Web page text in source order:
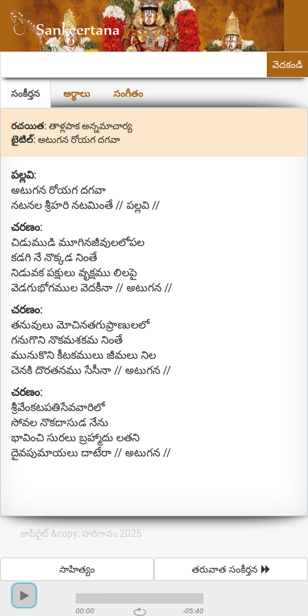
వెదకండి
సంకీర్తన అర్థాలు సంగీతం
రచయిత: తాళ్లపాక అన్నమాచార్య
టైటిల్: అటుగన రోయగ దగవా
పల్లవి:
అటుగన రోయగ దగవా
నటనల శ్రీహరి నటమింతే // పల్లవి //
చరణం:
చిడుముడి మూగినజీవులలోపల
కడగి నే నొక్కడ నింతే
నిడువక పక్షులు వృక్షము లిలపై
వెడగుభోగముల వెదకీనా // అటుగన //
చరణం:
తనువులు మోచినతగుప్రాణులలో
గనుగొని నొకమశకమ నింతే
మునుకొని కీటకములు జీమలు నిల
చెనకి దొరతనము సేసీనా // అటుగన //
చరణం:
శ్రీవేంకటపతిసేవవారిలో
సోవల నొకదాసుడ నేను
భావించి సురలు బ్రహ్మాదు లతని
దైవపుమాయలు దాటేరా // అటుగన //
కాపీరైట్ &copy; హరిగానం 2025
తరువాత సంకీర్తన
సాహిత్యం
00:00 -05:40